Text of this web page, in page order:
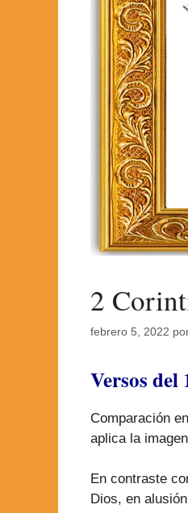
2
febrero 5, 2022
Versos del
Comparación
aplica la
En contraste
Dios, en